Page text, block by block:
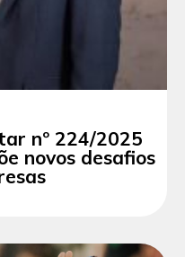
nº 224/2025
novos desafios